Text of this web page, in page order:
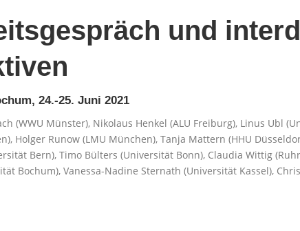
und
24.-25. Juni 2021
(WWU Münster), Nikolaus Henkel (ALU Freiburg), Linus Ubl
Holger Runow (LMU München), Tanja Mattern (HHU
Bern), Timo Bülters (Universität Bonn), Claudia Wittig
Bochum), Vanessa-Nadine Sternath (Universität Kassel),